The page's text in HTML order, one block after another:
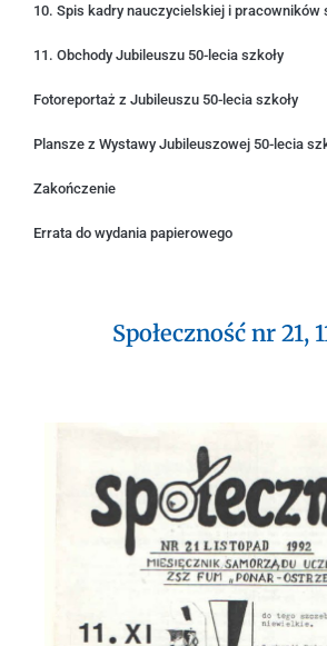
10. Spis kadry nauczycielskiej i pracowników
11. Obchody Jubileuszu 50-lecia szkoły
Fotoreportaż z Jubileuszu 50-lecia szkoły
Plansze z Wystawy Jubileuszowej 50-lecia
Zakończenie
Errata do wydania papierowego
Społeczność nr 21,